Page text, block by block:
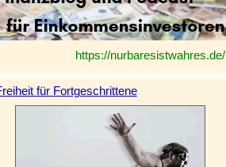
https://nurbaresistwahres.de/
für Fortgeschrittene